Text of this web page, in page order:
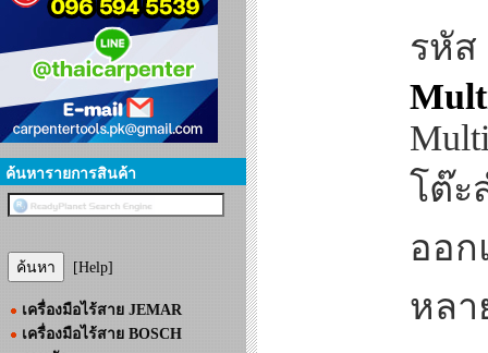
ค้นหารายการสินค้า
[Help]
เครื่องมือไร้สาย JEMAR
เครื่องมือไร้สาย BOSCH
รหัส
โต๊ะ
ออ
หลา